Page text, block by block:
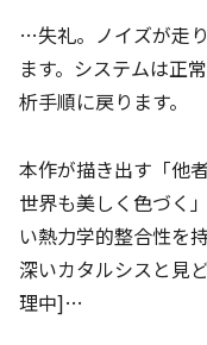
…失礼。ノイズが走
ます。システムは正
析手順に戻ります。
本作が描き出す「他
世界も美しく色づく
い熱力学的整合性を
深いカタルシスと見
理中]…